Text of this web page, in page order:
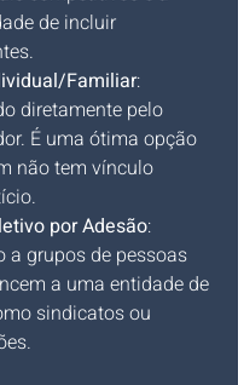
de incluir
Familiar:
diretamente pelo
É uma ótima opção
não tem vínculo
por Adesão:
a grupos de pessoas
a uma entidade de
sindicatos ou